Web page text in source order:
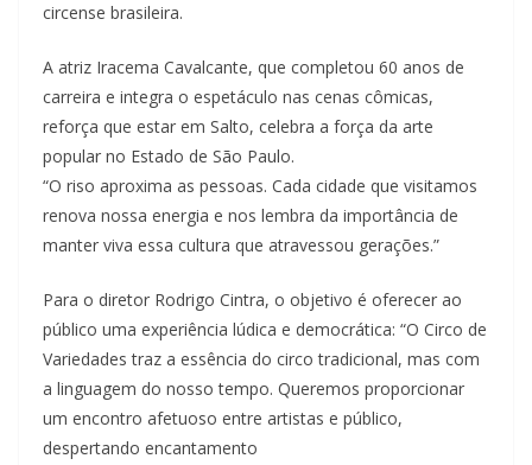
circense brasileira.
A atriz Iracema Cavalcante, que completou 60 anos de
carreira e integra o espetáculo nas cenas cômicas,
reforça que estar em Salto, celebra a força da arte
popular no Estado de São Paulo.
“O riso aproxima as pessoas. Cada cidade que visitamos
renova nossa energia e nos lembra da importância de
manter viva essa cultura que atravessou gerações.”
Para o diretor Rodrigo Cintra, o objetivo é oferecer ao
público uma experiência lúdica e democrática: “O Circo de
Variedades traz a essência do circo tradicional, mas com
a linguagem do nosso tempo. Queremos proporcionar
um encontro afetuoso entre artistas e público,
despertando encantamento